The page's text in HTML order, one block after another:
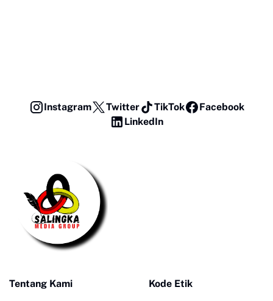
Instagram Twitter TikTok
Facebook
LinkedIn
Tentang Kami Kode Etik